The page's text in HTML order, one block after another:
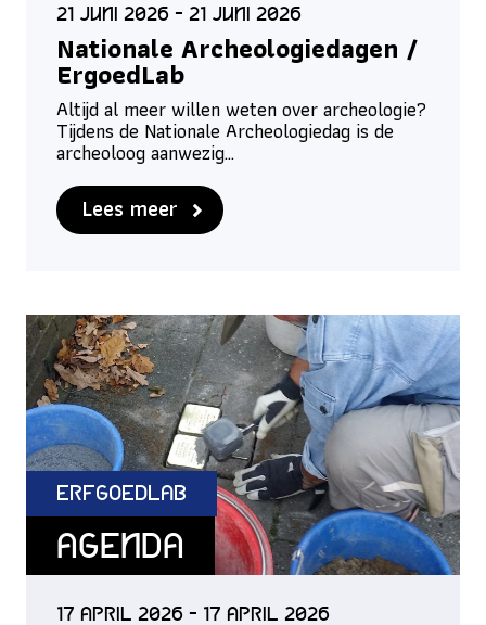
21 juni 2026 - 21 juni 2026
Nationale Archeologiedagen /
ErgoedLab
Altijd al meer willen weten over archeologie?
Tijdens de Nationale Archeologiedag is de
archeoloog aanwezig…
Lees meer
ErfgoedLab
Agenda
17 april 2026 - 17 april 2026